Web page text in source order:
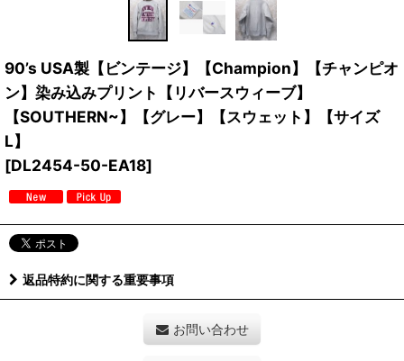
90’s USA製【ビンテージ】【Champion】【チャンピオ
ン】染み込みプリント【リバースウィーブ】
【SOUTHERN~】【グレー】【スウェット】【サイズ
L】
[DL2454-50-EA18]
返品特約に関する重要事項
お問い合わせ